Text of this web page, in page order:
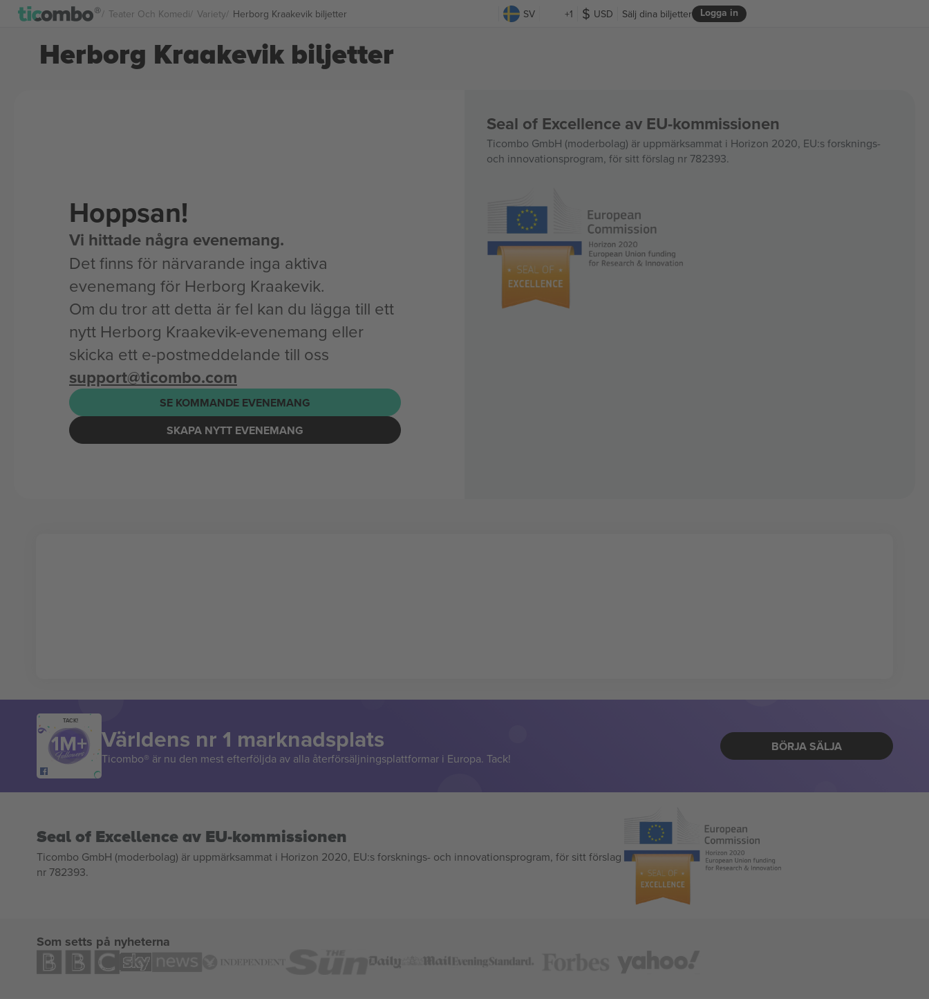
Teater Och Komedi Variety Herborg Kraakevik biljetter SV +1 USD Logga in
Sälj dina biljetter
Herborg Kraakevik biljetter
Hoppsan!
Vi hittade några evenemang.
Det finns för närvarande inga aktiva
evenemang för Herborg Kraakevik.
Om du tror att detta är fel kan du lägga till ett
nytt Herborg Kraakevik-evenemang eller
skicka ett e-postmeddelande till oss
support@ticombo.com
SE KOMMANDE EVENEMANG
SKAPA NYTT EVENEMANG
Seal of Excellence av EU-kommissionen
Ticombo GmbH (moderbolag) är uppmärksammat i Horizon 2020, EU:s forsknings-
och innovationsprogram, för sitt förslag nr 782393.
TACK!
Världens nr 1 marknadsplats
Ticombo® är nu den mest efterföljda av alla återförsäljningsplattformar i Europa. Tack!
BÖRJA SÄLJA
Seal of Excellence av EU-kommissionen
Ticombo GmbH (moderbolag) är uppmärksammat i Horizon 2020, EU:s forsknings- och innovationsprogram, för sitt förslag
nr 782393.
Som setts på nyheterna